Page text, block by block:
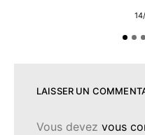
LAISSER UN
Vous devez vous